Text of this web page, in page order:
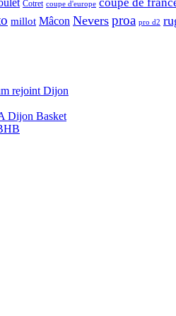
Cotret coupe d'europe coupe de
millot Mâcon Nevers proa pro d2
rejoint Dijon
Dijon Basket